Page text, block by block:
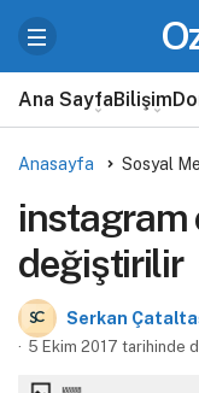
Ana SayfaBilişim
Anasayfa Sosyal
instagram
değiştirilir
Serkan
5 Ekim 2017 tarihinde